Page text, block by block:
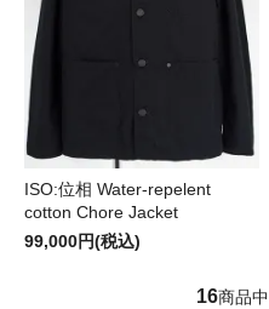
ISO:位相 Water-repelent
cotton Chore Jacket
99,000円(税込)
16商品中